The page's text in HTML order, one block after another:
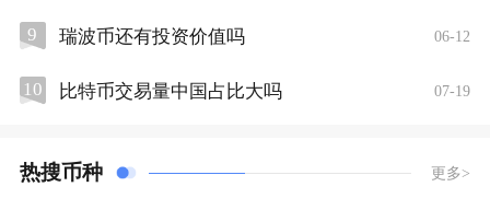
9 瑞波币还有投资价值吗 06-12
10 比特币交易量中国占比大吗 07-19
热搜币种 更多>